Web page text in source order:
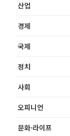
산업
경제
국제
정치
사회
오피니언
문화·라이프